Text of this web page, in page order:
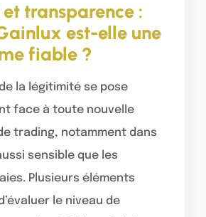
transparence :
est-elle une
fiable ?
la légitimité se pose
face à toute nouvelle
trading, notamment dans
sensible que les
Plusieurs éléments
le niveau de